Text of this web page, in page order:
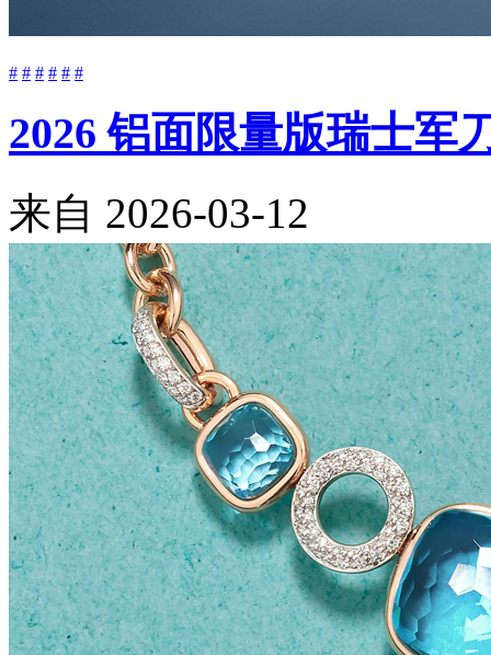
# # # # # #
2026 铝面限量版瑞士军
来自 2026-03-12